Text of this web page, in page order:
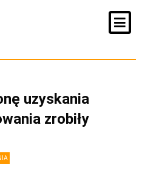
uzyskania
zrobiły